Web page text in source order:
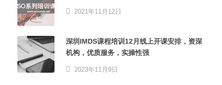
2021年11月12日
深圳IMDS课程培训12月线上开课安排，资深
机构，优质服务，实操性强
2023年11月9日